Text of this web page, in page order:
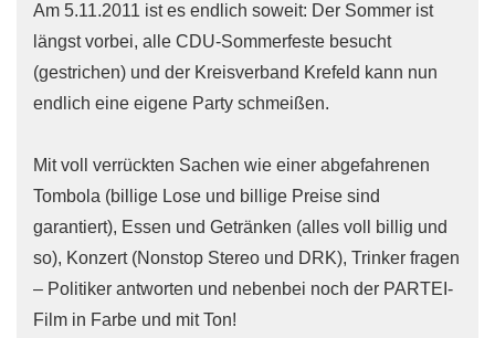
Am 5.11.2011 ist es endlich soweit: Der Sommer ist
längst vorbei, alle CDU-Sommerfeste besucht
(gestrichen) und der Kreisverband Krefeld kann nun
endlich eine eigene Party schmeißen.
Mit voll verrückten Sachen wie einer abgefahrenen
Tombola (billige Lose und billige Preise sind
garantiert), Essen und Getränken (alles voll billig und
so), Konzert (Nonstop Stereo und DRK), Trinker fragen
– Politiker antworten und nebenbei noch der PARTEI-
Film in Farbe und mit Ton!